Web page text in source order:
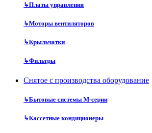
↳Платы управления
↳Моторы вентиляторов
↳Крыльчатки
↳Фильтры
Снятое с производства оборудование
↳Бытовые системы M-серии
↳Кассетные кондиционеры